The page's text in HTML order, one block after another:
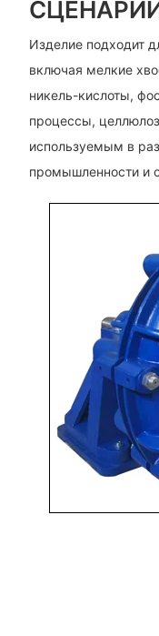
Изделие подходит
включая мелкие
никель-кислоты,
процессы,
используемым в
промышленности и